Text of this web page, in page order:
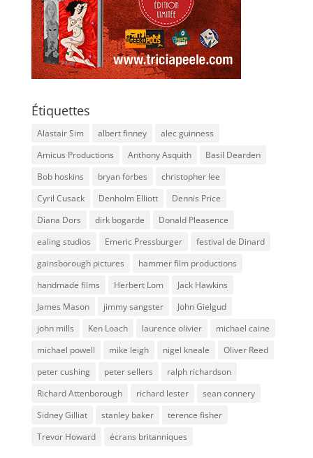
Étiquettes
Alastair Sim albert finney
alec guinness
Amicus Productions
Anthony Asquith
Basil Dearden
Bob hoskins
bryan forbes
christopher lee
Cyril Cusack
Denholm Elliott
Dennis Price
Diana Dors
dirk bogarde
Donald Pleasence
ealing studios
Emeric Pressburger
festival de Dinard
gainsborough pictures
hammer film productions
handmade films
Herbert Lom
Jack Hawkins
James Mason
jimmy sangster
John Gielgud
john mills
Ken Loach laurence olivier
michael caine
michael powell
mike leigh nigel kneale
Oliver Reed
peter cushing
peter sellers
ralph richardson
Richard Attenborough
richard lester
sean connery
Sidney Gilliat
stanley baker
terence fisher
Trevor Howard
écrans britanniques